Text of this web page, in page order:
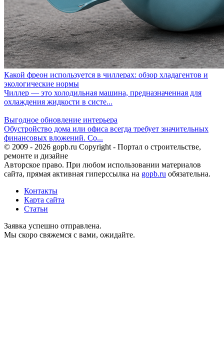
Какой фреон используется в чиллерах: обзор хладагентов и
экологические нормы
Чиллер — это холодильная машина, предназначенная для
охлаждения жидкости в систе...
Выгодное обновление интерьера
Обустройство дома или офиса всегда требует значительных
финансовых вложений. Со...
© 2009 - 2026 gopb.ru Copyright - Портал о строительстве,
ремонте и дизайне
Авторское право. При любом использовании материалов
сайта, прямая активная гиперссылка на gopb.ru обязательна.
Контакты
Карта сайта
Статьи
Заявка успешно отправлена.
Мы скоро свяжемся с вами, ожидайте.